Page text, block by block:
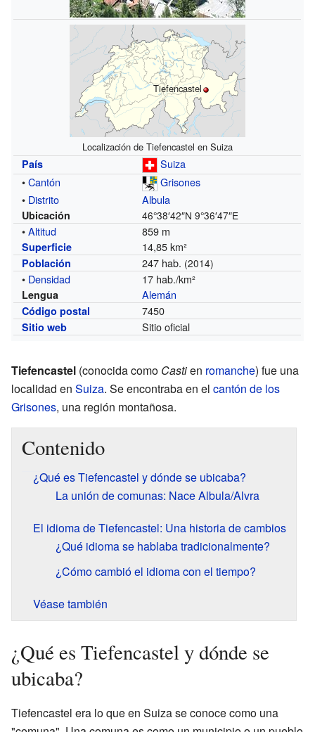
Tiefencastel
Localización de Tiefencastel en Suiza
País
Suiza
•Cantón
Grisones
• Distrito Albula
Ubicación 46°38′42″N 9°36′47″E
•Altitud 859 m
Superficie 14,85 km²
Población 247 hab. (2014)
• Densidad 17 hab./km²
Lengua Alemán
Código postal 7450
Sitio web Sitio oficial
Tiefencastel (conocida como Castien romanche) fue una
localidad en Suiza. Se encontraba en el cantón de los
Grisones, una región montañosa.
Contenido
¿Qué es Tiefencastel y dónde se ubicaba?
La unión de comunas: Nace Albula/Alvra
El idioma de Tiefencastel: Una historia de cambios
¿Qué idioma se hablaba tradicionalmente?
¿Cómo cambió el idioma con el tiempo?
Véase también
¿Qué es Tiefencastel y dónde se
ubicaba?
Tiefencastel era lo que en Suiza se conoce como una